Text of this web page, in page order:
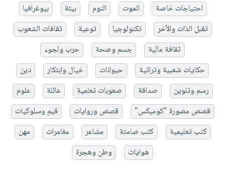
احتياجات خاصة الموت النوم بيئة
بيوغرافيا
تقبل الذات والآخر
تكنولوجيا توعية
ثقافات الشعوب
ثقافة مالية
جسم وصحة
حرب ولجوء
حكايات شعبية وتراثية
حيوانات خيال وابتكار
دين
رسم وتلوين
صداقة صعوبات تعلمية عائلة
علوم
قصص مصورة "كوميكس"
قصص وروايات
قيم وسلوكيات
كتب تعليمية
كتب صامتة مشاعر مغامرات
مهن
هوايات
وطن وهجرة